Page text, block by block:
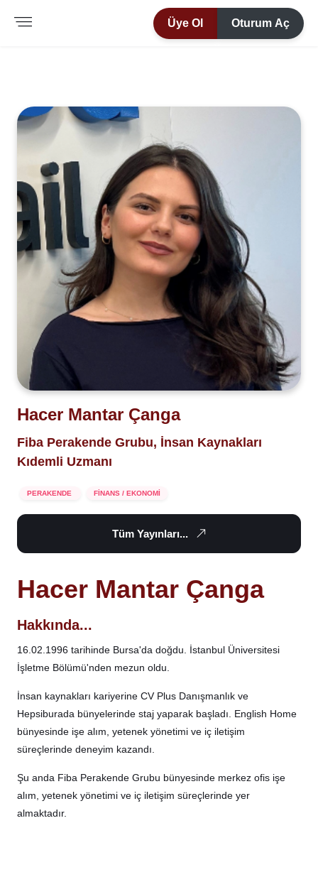
Üye Ol Oturum Aç
Hacer Mantar Çanga
Fiba Perakende Grubu, İnsan Kaynakları
Kıdemli Uzmanı
PERAKENDE FİNANS / EKONOMİ
Tüm Yayınları...
Hacer Mantar Çanga
Hakkında...
16.02.1996 tarihinde Bursa'da doğdu. İstanbul Üniversitesi
İşletme Bölümü'nden mezun oldu.
İnsan kaynakları kariyerine CV Plus Danışmanlık ve
Hepsiburada bünyelerinde staj yaparak başladı. English Home
bünyesinde işe alım, yetenek yönetimi ve iç iletişim
süreçlerinde deneyim kazandı.
Şu anda Fiba Perakende Grubu bünyesinde merkez ofis işe
alım, yetenek yönetimi ve iç iletişim süreçlerinde yer
almaktadır.